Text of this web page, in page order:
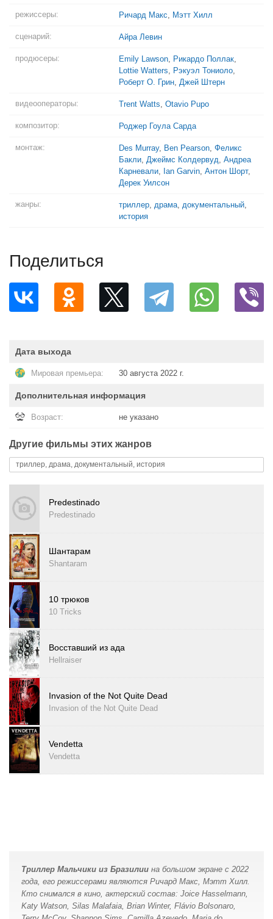
режиссеры: Ричард Макс, Мэтт Хилл
сценарий: Айра Левин
продюсеры: Emily Lawson, Рикардо Поллак,
Lottie Watters, Рэкуэл Тониоло,
Роберт О. Грин, Джей Штерн
видеооператоры: Trent Watts, Otavio Pupo
композитор: Роджер Гоула Сарда
монтаж: Des Murray, Ben Pearson, Феликс
Бакли, Джеймс Колдервуд, Андреа
Карневали, Ian Garvin, Антон Шорт,
Дерек Уилсон
жанры: триллер, драма, документальный,
история
Поделиться
Дата выхода
Мировая премьера: 30 августа 2022 г.
Дополнительная информация
Возраст: не указано
Другие фильмы этих жанров
триллер, драма, документальный, история
Predestinado
Predestinado
Шантарам
Shantaram
10 трюков
10 Tricks
Восставший из ада
Hellraiser
Invasion of the Not Quite Dead
Invasion of the Not Quite Dead
Vendetta
Vendetta
Триллер Мальчики из Бразилии на большом экране с 2022
года, его режиссерами являются Ричард Макс, Мэтт Хилл.
Кто снимался в кино, актерский состав: Joice Hasselmann,
Katy Watson, Silas Malafaia, Brian Winter, Flávio Bolsonaro,